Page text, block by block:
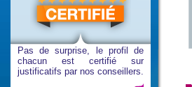
Pas de surprise, le profil de
chacun est certifié sur
justificatifs par nos conseillers.